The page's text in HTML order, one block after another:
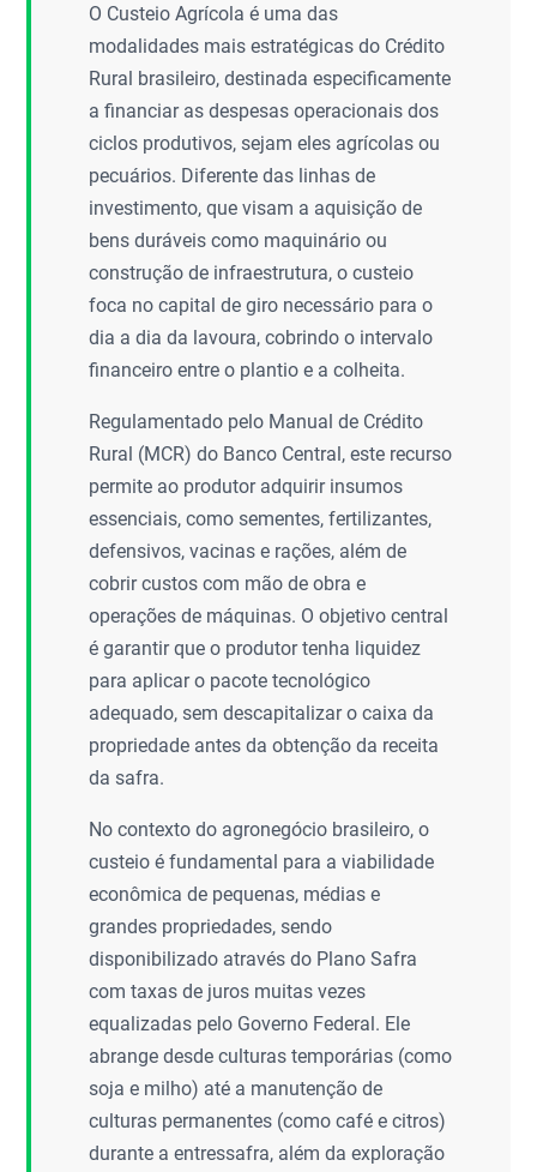
O Custeio Agrícola é uma das
modalidades mais estratégicas do Crédito
Rural brasileiro, destinada especificamente
a financiar as despesas operacionais dos
ciclos produtivos, sejam eles agrícolas ou
pecuários. Diferente das linhas de
investimento, que visam a aquisição de
bens duráveis como maquinário ou
construção de infraestrutura, o custeio
foca no capital de giro necessário para o
dia a dia da lavoura, cobrindo o intervalo
financeiro entre o plantio e a colheita.
Regulamentado pelo Manual de Crédito
Rural (MCR) do Banco Central, este recurso
permite ao produtor adquirir insumos
essenciais, como sementes, fertilizantes,
defensivos, vacinas e rações, além de
cobrir custos com mão de obra e
operações de máquinas. O objetivo central
é garantir que o produtor tenha liquidez
para aplicar o pacote tecnológico
adequado, sem descapitalizar o caixa da
propriedade antes da obtenção da receita
da safra.
No contexto do agronegócio brasileiro, o
custeio é fundamental para a viabilidade
econômica de pequenas, médias e
grandes propriedades, sendo
disponibilizado através do Plano Safra
com taxas de juros muitas vezes
equalizadas pelo Governo Federal. Ele
abrange desde culturas temporárias (como
soja e milho) até a manutenção de
culturas permanentes (como café e citros)
durante a entressafra, além da exploração